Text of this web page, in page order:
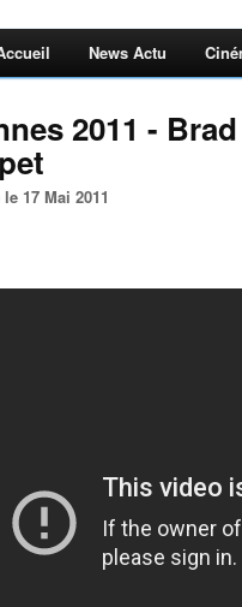
News Actu
2011 -
le 17 Mai 2011